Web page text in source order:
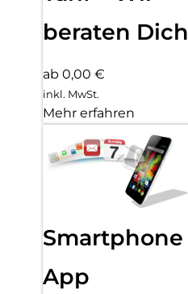
beraten Dich
ab 0,00 €
inkl. MwSt.
Mehr erfahren
Smartphone
App